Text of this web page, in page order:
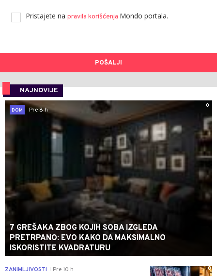
Pristajete na pravila korišćenja Mondo portala.
POŠALJI
NAJNOVIJE
0
DOM
Pre 8 h
7 GREŠAKA ZBOG KOJIH SOBA IZGLEDA
PRETRPANO: EVO KAKO DA MAKSIMALNO
ISKORISTITE KVADRATURU
0
ZANIMLJIVOSTI Pre 10 h